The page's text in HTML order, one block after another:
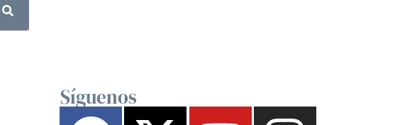
Síguenos